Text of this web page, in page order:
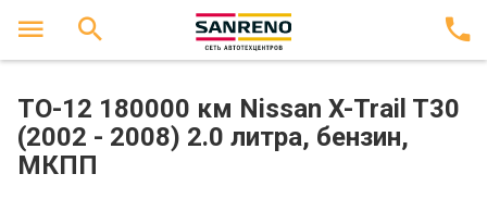
ТО-12 180000 км Nissan X-Trail T30
(2002 - 2008) 2.0 литра, бензин,
МКПП